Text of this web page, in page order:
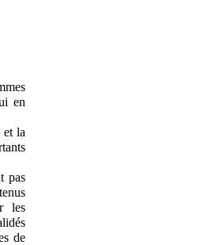
en
et la
pas
les
de